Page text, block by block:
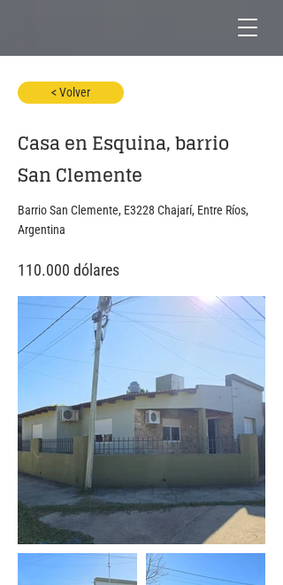
< Volver
Casa en Esquina, barrio
San Clemente
Barrio San Clemente, E3228 Chajarí, Entre Ríos,
Argentina
110.000 dólares